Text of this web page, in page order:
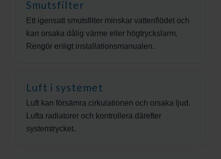
Smutsfilter
Ett igensatt smutsfilter minskar vattenflödet och
kan orsaka dålig värme eller högtryckslarm.
Rengör enligt installationsmanualen.
Luft i systemet
Luft kan försämra cirkulationen och orsaka ljud.
Lufta radiatorer och kontrollera därefter
systemtrycket.